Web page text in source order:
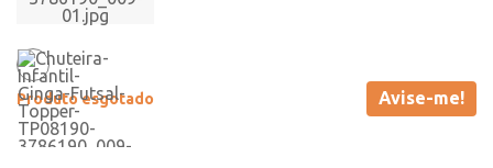
Produto esgotado Avise-me!